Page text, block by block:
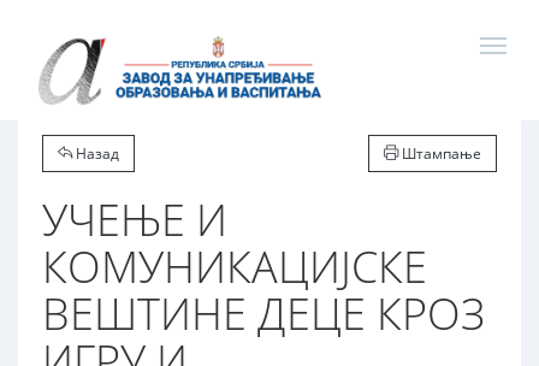
Назад Штампање
УЧЕЊЕ И
КОМУНИКАЦИЈСКЕ
ВЕШТИНЕ ДЕЦЕ КРОЗ